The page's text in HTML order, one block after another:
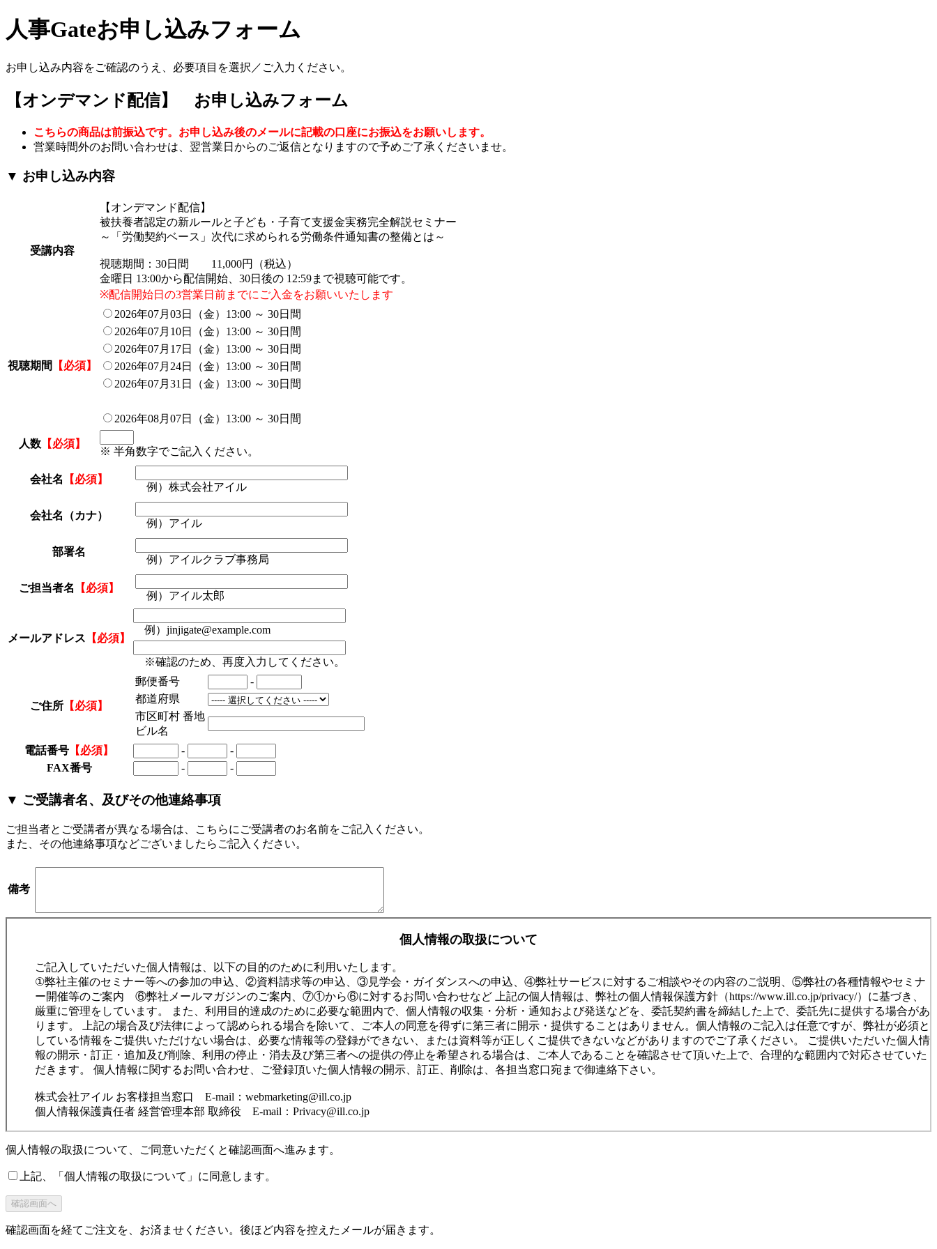
人事Gateお申し込みフォーム
お申し込み内容をご確認のうえ、必要項目を選択／ご入力ください。
【オンデマンド配信】 お申し込みフォーム
こちらの商品は前振込です。お申し込み後のメールに記載の口座にお振込をお願いします。
営業時間外のお問い合わせは、翌営業日からのご返信となりますので予めご了承くださいませ。
▼ お申し込み内容
受講内容
【オンデマンド配信】
被扶養者認定の新ルールと子ども・子育て支援金実務完全解説セミナー
～「労働契約ベース」次代に求められる労働条件通知書の整備とは～
視聴期間：30日間 11,000円（税込）
金曜日 13:00から配信開始、30日後の 12:59まで視聴可能です。
※配信開始日の3営業日前までにご入金をお願いいたします
視聴期間 【必須】
2026年07月03日（金）13:00 ～ 30日間
2026年07月10日（金）13:00 ～ 30日間
2026年07月17日（金）13:00 ～ 30日間
2026年07月24日（金）13:00 ～ 30日間
2026年07月31日（金）13:00 ～ 30日間
2026年08月07日（金）13:00 ～ 30日間
人数 【必須】
※ 半角数字でご記入ください。
会社名 【必須】
例）株式会社アイル
会社名（カナ）
例）アイル
部署名
例）アイルクラブ事務局
ご担当者名 【必須】
例）アイル太郎
メールアドレス 【必須】
例）jinjigate@example.com
※確認のため、再度入力してください。
ご住所 【必須】
郵便番号
-
都道府県
市区町村 番地
ビル名
電話番号 【必須】 -
-
FAX番号
- -
▼ ご受講者名、及びその他連絡事項
ご担当者とご受講者が異なる場合は、こちらにご受講者のお名前をご記入ください。
また、その他連絡事項などございましたらご記入ください。
備考
個人情報の取扱について
ご記入していただいた個人情報は、以下の目的のために利用いたします。
①弊社主催のセミナー等への参加の申込、②資料請求等の申込、③見学会・ガイダンスへの申込、④弊社サービスに対するご相談やその内容のご説明、⑤弊社の各種情報やセミナ
ー開催等のご案内 ⑥弊社メールマガジンのご案内、⑦①から⑥に対するお問い合わせなど 上記の個人情報は、弊社の個人情報保護方針（https://www.ill.co.jp/privacy/）に基づき、
厳重に管理をしています。 また、利用目的達成のために必要な範囲内で、個人情報の収集・分析・通知および発送などを、委託契約書を締結した上で、委託先に提供する場合があ
ります。 上記の場合及び法律によって認められる場合を除いて、ご本人の同意を得ずに第三者に開示・提供することはありません。個人情報のご記入は任意ですが、弊社が必須と
している情報をご提供いただけない場合は、必要な情報等の登録ができない、または資料等が正しくご提供できないなどがありますのでご了承ください。 ご提供いただいた個人情
報の開示・訂正・追加及び削除、利用の停止・消去及び第三者への提供の停止を希望される場合は、ご本人であることを確認させて頂いた上で、合理的な範囲内で対応させていた
だきます。 個人情報に関するお問い合わせ、ご登録頂いた個人情報の開示、訂正、削除は、各担当窓口宛まで御連絡下さい。
株式会社アイル お客様担当窓口 E-mail：webmarketing@ill.co.jp
個人情報保護責任者 経営管理本部 取締役 E-mail：Privacy@ill.co.jp
個人情報の取扱について、ご同意いただくと確認画面へ進みます。
上記、「個人情報の取扱について」に同意します。
確認画面を経てご注文を、お済ませください。後ほど内容を控えたメールが届きます。